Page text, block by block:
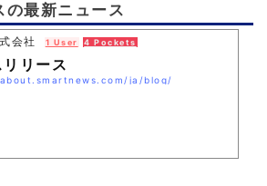
の最新ニュース
会社 1 User 4 Pockets
リース
ja/blog/